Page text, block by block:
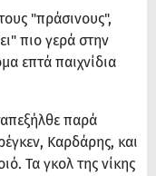
"πράσινους",
πιο γερά στην
επτά παιχνίδια
παρά
Καρδάρης, και
Τα γκολ της νίκης